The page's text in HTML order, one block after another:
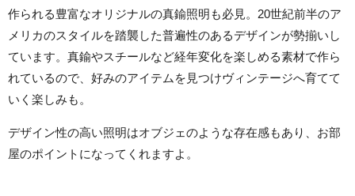
作られる豊富なオリジナルの真鍮照明も必見。20世紀前半のア
メリカのスタイルを踏襲した普遍性のあるデザインが勢揃いし
ています。真鍮やスチールなど経年変化を楽しめる素材で作ら
れているので、好みのアイテムを見つけヴィンテージへ育てて
いく楽しみも。
デザイン性の高い照明はオブジェのような存在感もあり、お部
屋のポイントになってくれますよ。